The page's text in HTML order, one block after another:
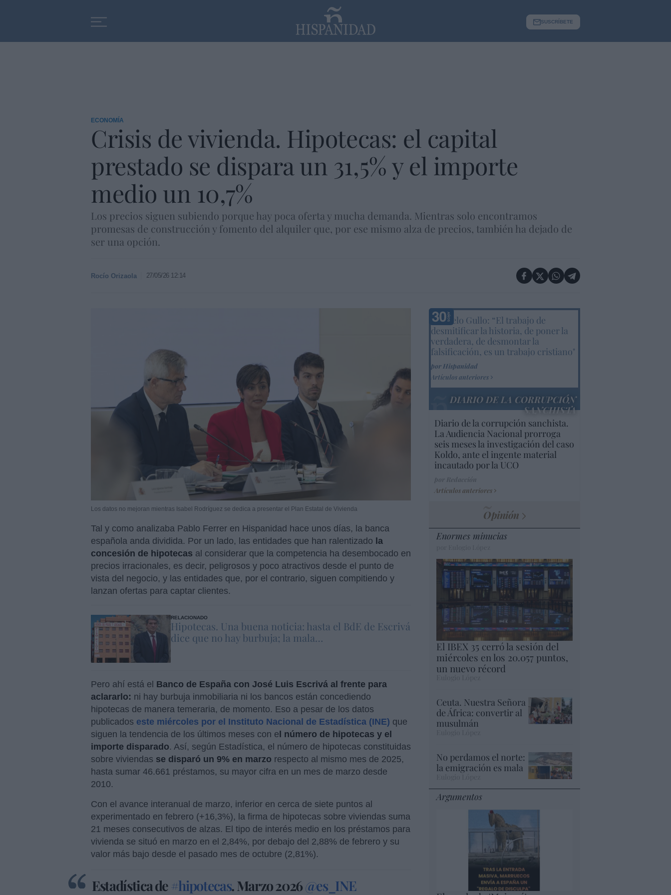
SUSCRÍBETE
ECONOMÍA
Crisis de vivienda. Hipotecas: el capital
prestado se dispara un 31,5% y el importe
medio un 10,7%
Los precios siguen subiendo porque hay poca oferta y mucha demanda. Mientras solo encontramos
promesas de construcción y fomento del alquiler que, por ese mismo alza de precios, también ha dejado de
ser una opción.
Rocío Orizaola 27/05/26 12:14
Los datos no mejoran mientras Isabel Rodríguez se dedica a presentar el Plan Estatal de Vivienda
Tal y como analizaba Pablo Ferrer en Hispanidad hace unos días, la banca
española anda dividida. Por un lado, las entidades que han ralentizado la
concesión de hipotecas al considerar que la competencia ha desembocado en
precios irracionales, es decir, peligrosos y poco atractivos desde el punto de
vista del negocio, y las entidades que, por el contrario, siguen compitiendo y
lanzan ofertas para captar clientes.
RELACIONADO
Hipotecas. Una buena noticia: hasta el BdE de Escrivá
dice que no hay burbuja; la mala…
Pero ahí está el Banco de España con José Luis Escrivá al frente para
aclararlo: ni hay burbuja inmobiliaria ni los bancos están concediendo
hipotecas de manera temeraria, de momento. Eso a pesar de los datos
publicados este miércoles por el Instituto Nacional de Estadística (INE) que
siguen la tendencia de los últimos meses con el número de hipotecas y el
importe disparado. Así, según Estadística, el número de hipotecas constituidas
sobre viviendas se disparó un 9% en marzo respecto al mismo mes de 2025,
hasta sumar 46.661 préstamos, su mayor cifra en un mes de marzo desde
2010.
Con el avance interanual de marzo, inferior en cerca de siete puntos al
experimentado en febrero (+16,3%), la firma de hipotecas sobre viviendas suma
21 meses consecutivos de alzas. El tipo de interés medio en los préstamos para
vivienda se situó en marzo en el 2,84%, por debajo del 2,88% de febrero y su
valor más bajo desde el pasado mes de octubre (2,81%).
Estadística de #hipotecas. Marzo 2026@es_INE
Marcelo Gullo: “El trabajo de
desmitificar la historia, de poner la
verdadera, de desmontar la
falsificación, es un trabajo cristiano"
por Hispanidad
Artículos anteriores
DIARIO DE LA CORRUPCIÓN
SANCHISTA
Diario de la corrupción sanchista.
La Audiencia Nacional prorroga
seis meses la investigación del caso
Koldo, ante el ingente material
incautado por la UCO
Artículos anteriores
Opinión
Enormes minucias
El IBEX 35 cerró la sesión del
miércoles en los 20.057 puntos,
un nuevo récord
Ceuta. Nuestra Señora
de África: convertir al
musulmán
No perdamos el norte:
la emigración es mala
Argumentos